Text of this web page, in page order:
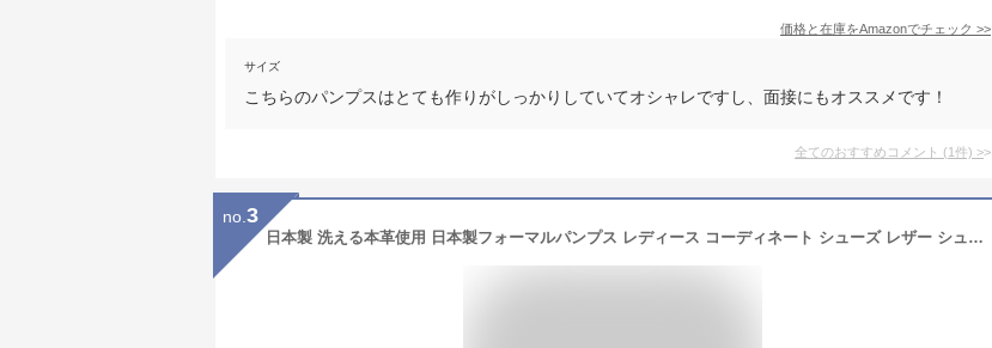
価格と在庫をAmazonでチェック >>
サイズ
こちらのパンプスはとても作りがしっかりしていてオシャレですし、面接にもオススメです！
全てのおすすめコメント (1件) >
no. 3
日本製 洗える本革使用 日本製フォーマルパンプス レディース コーディネート シューズ レザー シューズ ブーツ 送料無料 白 黒 ヒールあり 水洗いできる スーツに合う 抗菌防臭 履きやすい 足になじむ #olt21SS シンプル 婦人用 限定